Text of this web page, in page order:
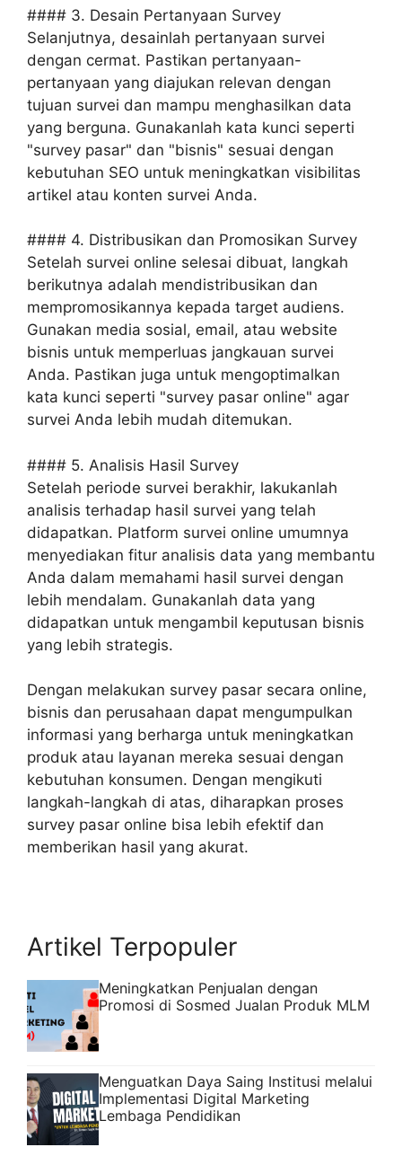
#### 3. Desain Pertanyaan Survey
Selanjutnya, desainlah pertanyaan survei
dengan cermat. Pastikan pertanyaan-
pertanyaan yang diajukan relevan dengan
tujuan survei dan mampu menghasilkan data
yang berguna. Gunakanlah kata kunci seperti
"survey pasar" dan "bisnis" sesuai dengan
kebutuhan SEO untuk meningkatkan visibilitas
artikel atau konten survei Anda.
#### 4. Distribusikan dan Promosikan Survey
Setelah survei online selesai dibuat, langkah
berikutnya adalah mendistribusikan dan
mempromosikannya kepada target audiens.
Gunakan media sosial, email, atau website
bisnis untuk memperluas jangkauan survei
Anda. Pastikan juga untuk mengoptimalkan
kata kunci seperti "survey pasar online" agar
survei Anda lebih mudah ditemukan.
#### 5. Analisis Hasil Survey
Setelah periode survei berakhir, lakukanlah
analisis terhadap hasil survei yang telah
didapatkan. Platform survei online umumnya
menyediakan fitur analisis data yang membantu
Anda dalam memahami hasil survei dengan
lebih mendalam. Gunakanlah data yang
didapatkan untuk mengambil keputusan bisnis
yang lebih strategis.
Dengan melakukan survey pasar secara online,
bisnis dan perusahaan dapat mengumpulkan
informasi yang berharga untuk meningkatkan
produk atau layanan mereka sesuai dengan
kebutuhan konsumen. Dengan mengikuti
langkah-langkah di atas, diharapkan proses
survey pasar online bisa lebih efektif dan
memberikan hasil yang akurat.
Artikel Terpopuler
Meningkatkan Penjualan dengan
Promosi di Sosmed Jualan Produk MLM
Menguatkan Daya Saing Institusi melalui
Implementasi Digital Marketing
Lembaga Pendidikan